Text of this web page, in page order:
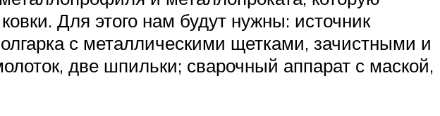
Для этого нам будут нужны: источник
с металлическими щетками, зачистными и
две шпильки; сварочный аппарат с маской,